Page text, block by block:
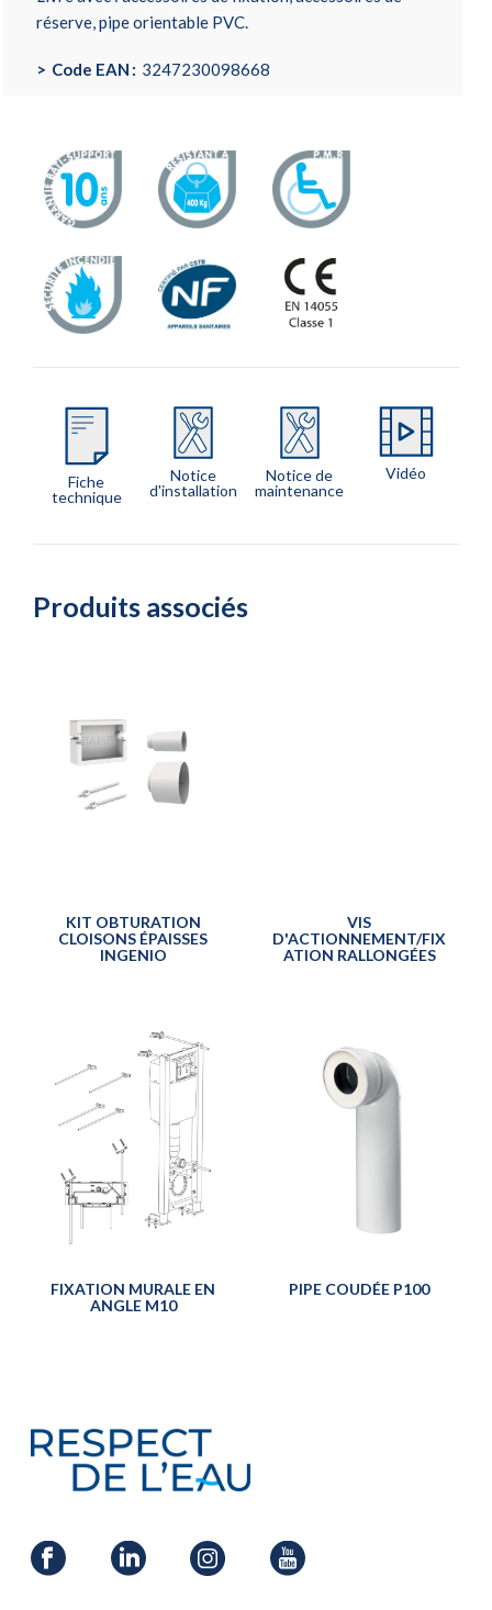
réserve, pipe orientable PVC.
Code EAN 3247230098668
Fiche
technique
Notice
d'installation
Notice de
maintenance
Vidéo
Produits associés
KIT OBTURATION
CLOISONS ÉPAISSES
INGENIO
VIS
D'ACTIONNEMENT/FIX
ATION RALLONGÉES
FIXATION MURALE EN
ANGLE M10
PIPE COUDÉE P100